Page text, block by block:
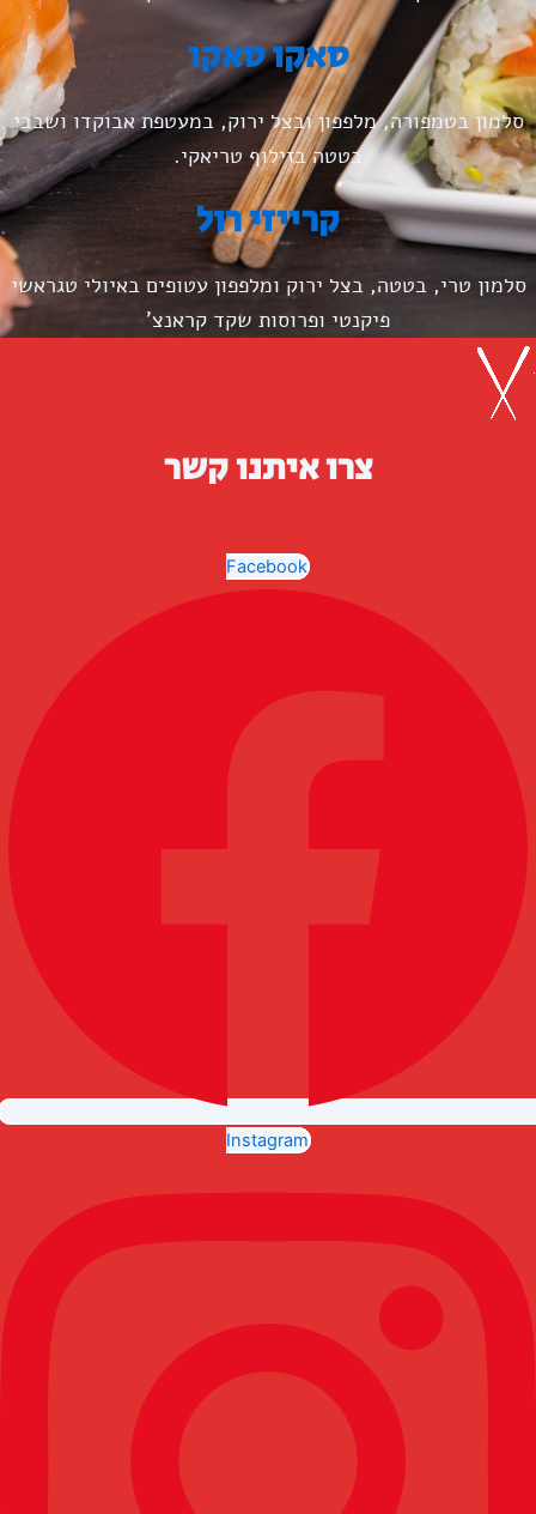
סאקו סאקו
סלמון בטמפורה, מלפפון ובצל ירוק, במעטפת אבוקדו ושבבי
בטטה בזילוף טריאקי.
קרייזי רול
סלמון טרי, בטטה, בצל ירוק ומלפפון עטופים באיולי טגראשי
פיקנטי ופרוסות שקד קראנצ'
צרו איתנו קשר
Facebook
Instagram